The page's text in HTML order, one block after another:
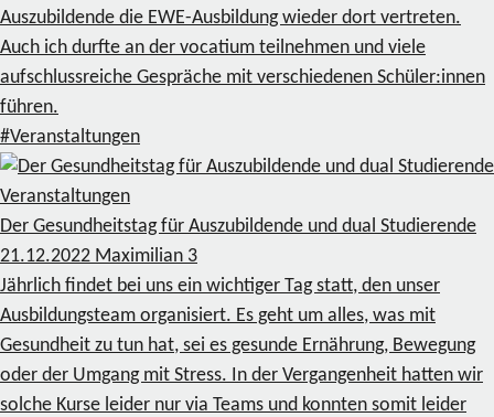
Auszubildende die EWE-Ausbildung wieder dort vertreten.
Auch ich durfte an der vocatium teilnehmen und viele
aufschlussreiche Gespräche mit verschiedenen Schüler:innen
führen.
#Veranstaltungen
Veranstaltungen
Der Gesundheitstag für Auszubildende und dual Studierende
21.12.2022 Maximilian 3
Jährlich findet bei uns ein wichtiger Tag statt, den unser
Ausbildungsteam organisiert. Es geht um alles, was mit
Gesundheit zu tun hat, sei es gesunde Ernährung, Bewegung
oder der Umgang mit Stress. In der Vergangenheit hatten wir
solche Kurse leider nur via Teams und konnten somit leider